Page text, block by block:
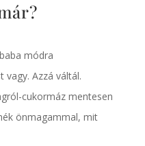
módra
vagy. Azzá váltál.
cukormáz mentesen
önmagammal, mit